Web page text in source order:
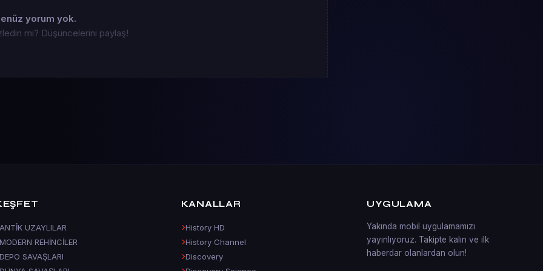
yorum yok.
mi? Düşüncelerini paylaş!
UZAYLILAR
REHİNCİLER
SAVAŞLARI
KANALLAR
History HD
History Channel
Discovery
UYGULAMA
Yakında mobil uygulamamızı
yayınlıyoruz. Takipte kalın ve ilk
haberdar olanlardan olun!